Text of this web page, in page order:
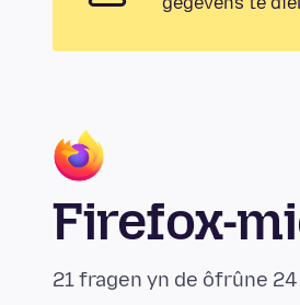
Firefox-
21 fragen yn de ôfrûne